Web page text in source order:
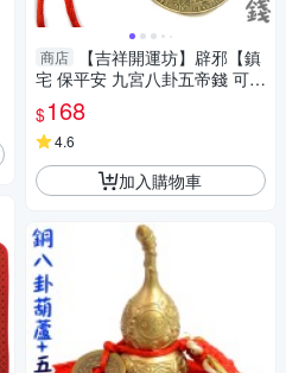
商店
【吉祥開運坊】辟邪【鎮
宅 保平安 九宮八卦五帝錢 可招
財又化煞 】開光 擇日
$168
4.6
加入購物車